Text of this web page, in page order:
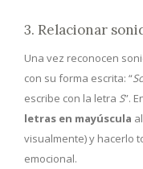
3. Relacionar
Una vez reconocen
con su forma escrita: “
escribe con la letra S”.
letras en mayúscula
visualmente) y hacerlo
emocional.